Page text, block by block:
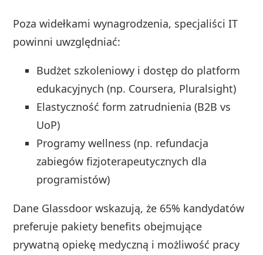
Poza widełkami wynagrodzenia, specjaliści IT
powinni uwzględniać:
Budżet szkoleniowy i dostęp do platform
edukacyjnych (np. Coursera, Pluralsight)
Elastyczność form zatrudnienia (B2B vs
UoP)
Programy wellness (np. refundacja
zabiegów fizjoterapeutycznych dla
programistów)
Dane Glassdoor wskazują, że 65% kandydatów
preferuje pakiety benefits obejmujące
prywatną opiekę medyczną i możliwość pracy